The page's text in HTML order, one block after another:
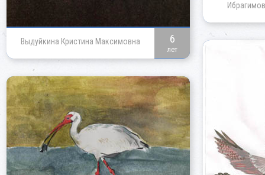
Выдуйкина Кристина Максимовна 6
лет